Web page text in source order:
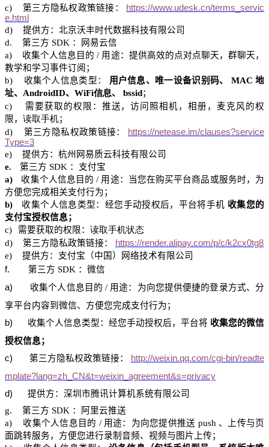
c) 第三方隐私权政策链接：
https://www.udesk.cn/terms_servic
e.html
d)
提供方：北京沃丰时代数据科技有限公司
d.
第三方 SDK ：网易云信
a)
收集个人信息目的 / 用途：提供高效的点对点聊天，群聊天，
教学和学习事件订阅；
b)
收集个人信息类型： 用户信息、唯一设备识别码、 MAC地
址、 AndroidID、 WiFi信息、 bssid；
c)
需要获取的权限：推送，访问照相机，相册，麦克风的权
限， 读取手机；
d)
第三方隐私权政策链接：
https://netease.im/clauses?service
Type=3
e)
提供方： 杭州网易质云科技有限公司
e.
第三方 SDK ：支付宝
a)
收集个人信息目的 / 用途：当您在购买平台商品或服务时，为
方便您完成相关支付行为；
b)
收集个人信息类型： 经您手动授权后，平台将手机 收集您的
支付宝授权信息；
c)
需要获取的权限： 读取手机状态
d)
第三方隐私政策链接：
https://render.alipay.com/p/c/k2cx0tg8
e)
提供方：支付宝（中国）网络技术有限公司
f.
第三方 SDK ：微信
a)
收集个人信息目的 / 用途：为向您提供便捷的登录方式、分
享平台内容到微信、方便您完成支付行为；
b)
收集个人信息类型： 经您手动授权后，平台将 收集您的微信
授权信息；
c)
第三方隐私权政策链接：
http://weixin.qq.com/cgi-bin/readte
mplate?lang=zh_CN&t=weixin_agreement&s=privacy
d)
提供方： 深圳市腾讯计算机系统有限公司
g.
第三方 SDK ：阿里云推送
a)
收集个人信息目的 / 用途：为向您提供推送 push 、上传与页
面跳转服务，方便您进行录制音频、视频与图片上传；